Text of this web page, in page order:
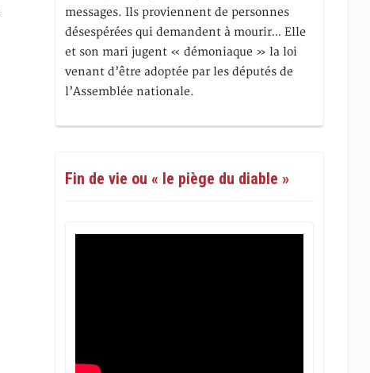
messages. Ils proviennent de personnes
désespérées qui demandent à mourir… Elle
et son mari jugent « démoniaque » la loi
venant d’être adoptée par les députés de
l’Assemblée nationale.
Fin de vie ou « le piège du diable »